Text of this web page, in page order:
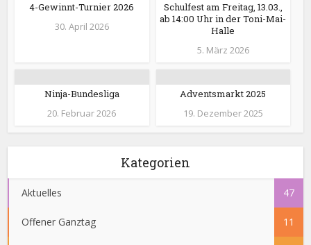
4-Gewinnt-Turnier 2026
30. April 2026
Schulfest am Freitag, 13.03.,
ab 14:00 Uhr in der Toni-Mai-
Halle
5. März 2026
Ninja-Bundesliga
20. Februar 2026
Adventsmarkt 2025
19. Dezember 2025
Kategorien
Aktuelles 47
Offener Ganztag 11